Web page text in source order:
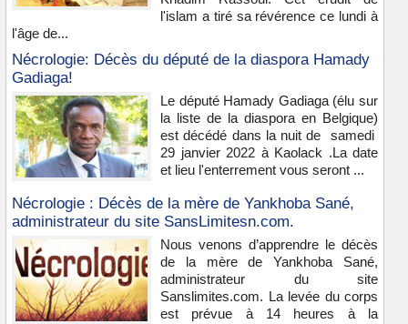
l'islam a tiré sa révérence ce lundi à
l'âge de...
Nécrologie: Décès du député de la diaspora Hamady
Gadiaga!
Le député Hamady Gadiaga (élu sur
la liste de la diaspora en Belgique)
est décédé dans la nuit de samedi
29 janvier 2022 à Kaolack .La date
et lieu l'enterrement vous seront ...
Nécrologie : Décès de la mère de Yankhoba Sané,
administrateur du site SansLimitesn.com.
Nous venons d’apprendre le décès
de la mère de Yankhoba Sané,
administrateur du site
Sanslimites.com. La levée du corps
est prévue à 14 heures à la